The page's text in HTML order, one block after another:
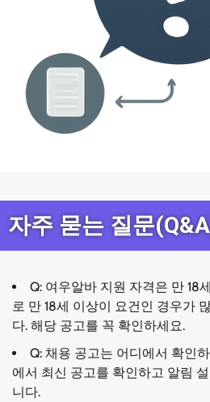
자주 묻는 질문
Q: 여우알바 지원 자격은 만 18
로 만 18세 이상이 요건인 경우가
다. 해당 공고를 꼭 확인하세요.
Q: 채용 공고는 어디에서 확인
에서 최신 공고를 확인하고 알림
니다.